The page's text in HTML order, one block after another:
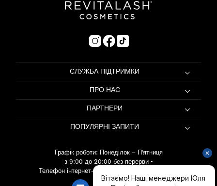
СЛУЖБА ПІДТРИМКИ
ПРО НАС
ПАРТНЕРИ
ПОПУЛЯРНІ ЗАПИТИ
Графік роботи: Понеділок – П'ятниця
з 9:00 до 20:00 без перерви •
Телефон інтернет-магазину: